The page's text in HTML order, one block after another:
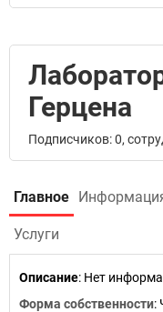
Герцена
Подписчиков: 0,
Главное
Услуги
Описание: Нет
Форма собственности: